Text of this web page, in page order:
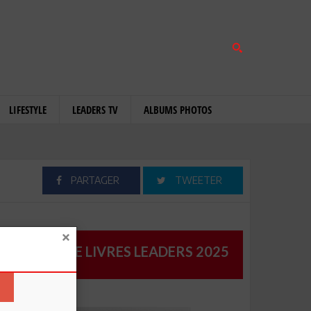
LIFESTYLE LEADERS TV ALBUMS PHOTOS
PARTAGER TWEETER
CATALOGUE LIVRES LEADERS 2025